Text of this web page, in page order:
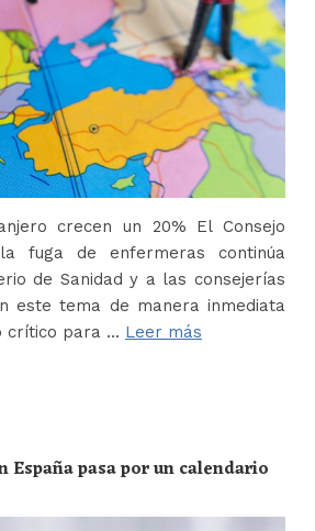
crecen un 20% El Consejo
fuga de enfermeras continúa
de Sanidad y a las consejerías
este tema de manera inmediata
crítico para … Leer más
pasa por un calendario